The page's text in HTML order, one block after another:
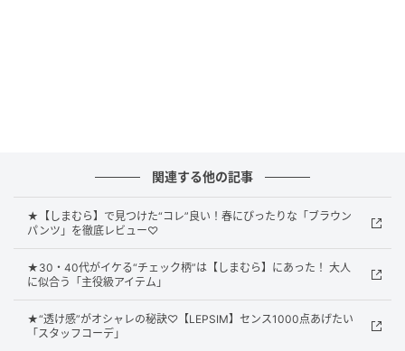
関連する他の記事
★【しまむら】で見つけた“コレ”良い！春にぴったりな「ブラウン
パンツ」を徹底レビュー♡
★30・40代がイケる“チェック柄”は【しまむら】にあった！ 大人
に似合う「主役級アイテム」
★“透け感”がオシャレの秘訣♡【LEPSIM】センス1000点あげたい
「スタッフコーデ」